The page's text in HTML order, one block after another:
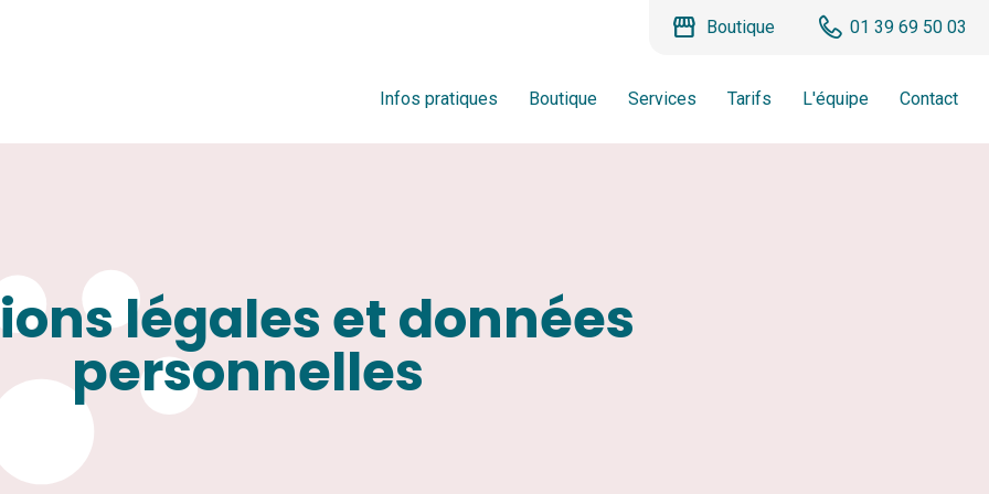
storefront Boutique 01 39 69 50 03
Infos pratiques Boutique Services Tarifs L'équipe Contact
légales et données
personnelles